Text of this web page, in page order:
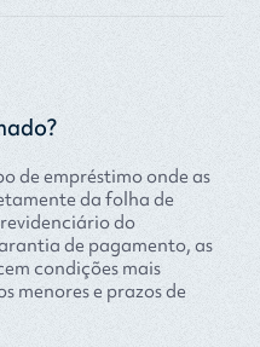
de empréstimo onde as
da folha de
do
de pagamento, as
condições mais
menores e prazos de